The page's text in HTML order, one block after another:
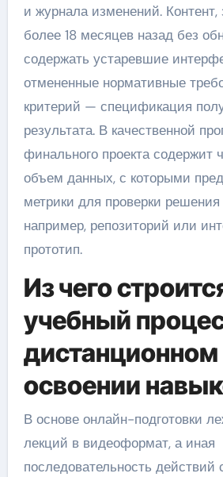
и журнала изменений. Контент,
более 18 месяцев назад без
содержать устаревшие
отмененные нормативные
критерий — спецификация
результата. В качественной
финального проекта содержит
объем данных, с которыми
метрики для проверки
например, репозиторий или
прототип.
Из чего
учебный
дистанционном
освоении
В основе онлайн-подготовки
лекций в видеоформат, а иная
последовательность действий